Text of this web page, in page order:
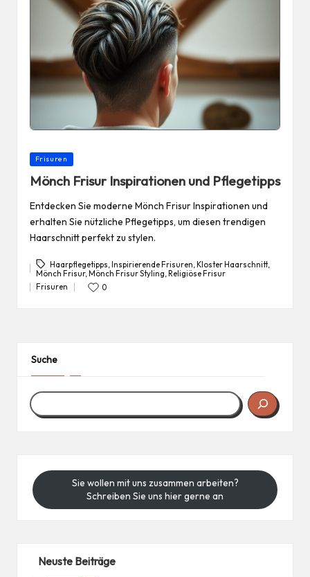
Posted
Frisuren
Mönch Frisur Inspirationen und Pflegetipps
Entdecken Sie moderne Mönch Frisur Inspirationen und
erhalten Sie nützliche Pflegetipps, um diesen trendigen
Haarschnitt perfekt zu stylen.
Tags:
Haarpflegetipps ,Inspirierende Frisuren ,Kloster Haarschnitt,
Mönch Frisur, Mönch Frisur Styling Religiöse Frisur
Posted
Frisuren 0
Suche
Sie wollen mit uns zusammen arbeiten?
Schreiben Sie uns hier gerne an
Neuste Beiträge